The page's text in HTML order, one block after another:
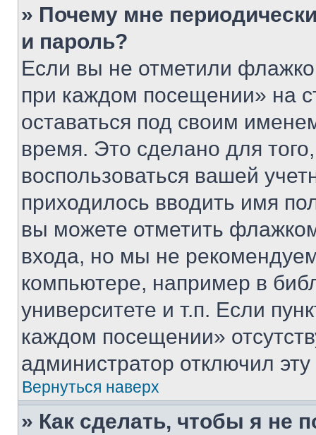
» Почему мне
и пароль?
Если вы не отметили
при каждом посещении» на
оставаться под своим
время. Это сделано для
воспользоваться вашей
приходилось вводить имя
вы можете отметить
входа, но мы не
компьютере, например в
университете и т.п. Если
каждом посещении»
администратор отключил
Вернуться наверх
» Как сделать, чтобы я не